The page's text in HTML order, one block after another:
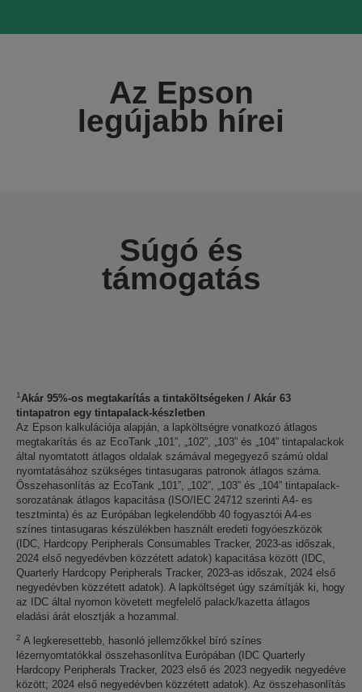
Az Epson
legújabb hírei
Súgó és
támogatás
1Akár 95%-os megtakarítás a tintaköltségeken / Akár 63
tintapatron egy tintapalack-készletben
Az Epson kalkulációja alapján, a lapköltségre vonatkozó átlagos
megtakarítás és az EcoTank „101”, „102”, „103” és „104” tintapalackok
által nyomtatott átlagos oldalak számával megegyező számú oldal
nyomtatásához szükséges tintasugaras patronok átlagos száma.
Összehasonlítás az EcoTank „101”, „102”, „103” és „104” tintapalack-
sorozatának átlagos kapacitása (ISO/IEC 24712 szerinti A4- es
tesztminta) és az Európában legkelendőbb 40 fogyasztói A4-es
színes tintasugaras készülékben használt eredeti fogyóeszközök
(IDC, Hardcopy Peripherals Consumables Tracker, 2023-as időszak,
2024 első negyedévben közzétett adatok) kapacitása között (IDC,
Quarterly Hardcopy Peripherals Tracker, 2023-as időszak, 2024 első
negyedévben közzétett adatok). A lapköltséget úgy számítják ki, hogy
az IDC által nyomon követett megfelelő palack/kazetta átlagos
eladási árát elosztják a hozammal.
2 A legkeresettebb, hasonló jellemzőkkel bíró színes
lézernyomtatókkal összehasonlítva Európában (IDC Quarterly
Hardcopy Peripherals Tracker, 2023 első és 2023 negyedik negyedéve
között; 2024 első negyedévben közzétett adatok). Az összehasonlítás